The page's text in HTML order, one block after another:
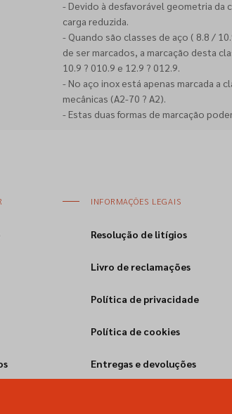
- Devido à desfavorável geometria da
carga reduzida.
- Quando são classes de aço ( 8.8 /
de ser marcados, a marcação desta
10.9 ? 010.9 e 12.9 ? 012.9.
- No aço inox está apenas marcada a
mecânicas (A2-70 ? A2).
- Estas duas formas de marcação
INFORMAÇÕES LEGAIS
Resolução de litígios
Livro de reclamações
Política de privacidade
Política de cookies
Entregas e devoluções